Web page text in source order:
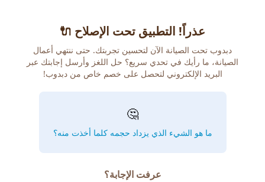
عذراً! التطبيق تحت الإصلاح 🔌
دبدوب تحت الصيانة الآن لتحسين تجربتك. حتى ننتهي أعمال
الصيانة، ما رأيك في تحدي سريع؟ حل اللغز وأرسل إجابتك عبر
البريد الإلكتروني لتحصل على خصم خاص من دبدوب!
🤔
ما هو الشيء الذي يزداد حجمه كلما أخذت منه؟
عرفت الإجابة؟